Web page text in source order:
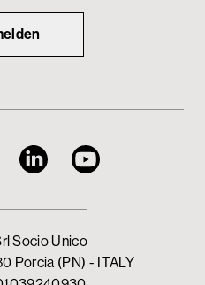
Socio Unico
Porcia (PN) - ITALY